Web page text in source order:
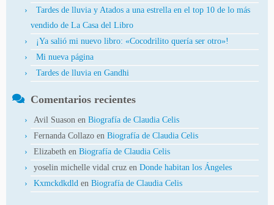
Tardes de lluvia y Atados a una estrella en el top 10 de lo más
vendido de La Casa del Libro
¡Ya salió mi nuevo libro: «Cocodrilito quería ser otro»!
Mi nueva página
Tardes de lluvia en Gandhi
Comentarios recientes
Avil Suason en Biografía de Claudia Celis
Fernanda Collazo en Biografía de Claudia Celis
Elizabeth en Biografía de Claudia Celis
yoselin michelle vidal cruz en Donde habitan los Ángeles
Kxmckdkdld en Biografía de Claudia Celis